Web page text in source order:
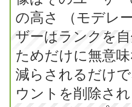
の高さ （モデレ
ザーはランクを
ためだけに無意
減らされるだけ
ウントを削除さ